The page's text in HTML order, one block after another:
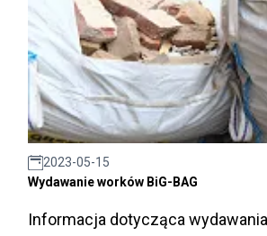
2023-05-15
Wydawanie worków BiG-BAG
Informacja dotycząca